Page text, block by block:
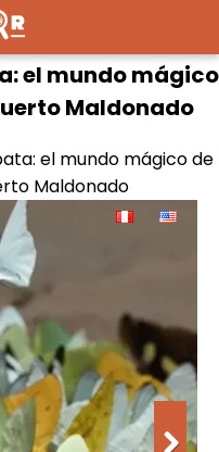
el mundo mágico
Maldonado
el mundo mágico de
Maldonado